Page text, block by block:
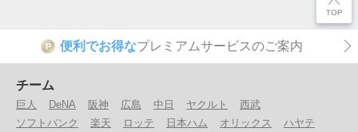
P 便利でお得なプレミアムサービスのご案内
チーム
巨人 DeNA 阪神 広島 中日 ヤクルト
西武
ソフトバンク
楽天 ロッテ 日本ハム オリックス
ハヤテ